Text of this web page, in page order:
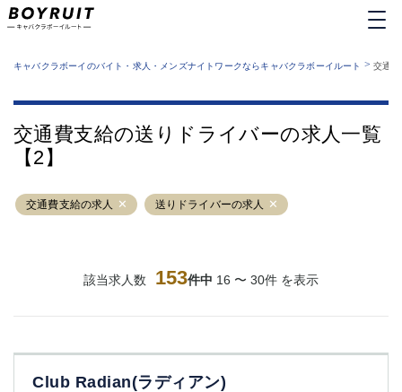
業種から探す
運営者情報
サイトマップ
キャバクラボーイのバイト・求人・メンズナイトワークならキャバクラボーイルート > 交通
交通費支給の送りドライバーの求人一覧
【2】
交通費支給の求人 送りドライバーの求人
該当求人数 153件中 16 〜 30件 を表示
Club Radian(ラディアン)
六本木
池袋
渋谷
大和
立川
①六本木 ②西麻布
大山